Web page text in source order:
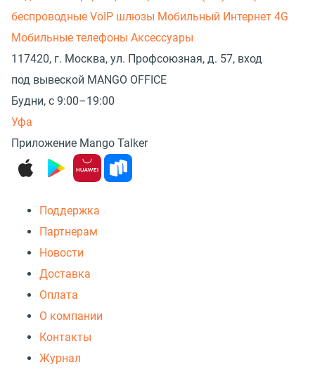
беспроводные VoIP шлюзы Мобильный Интернет 4G
Мобильные телефоны Аксессуары
117420, г. Москва, ул. Профсоюзная, д. 57, вход
под вывеской MANGO OFFICE
Будни, с 9:00–19:00
Уфа
Приложение Mango Talker
Поддержка
Партнерам
Новости
Доставка
Оплата
О компании
Контакты
Журнал